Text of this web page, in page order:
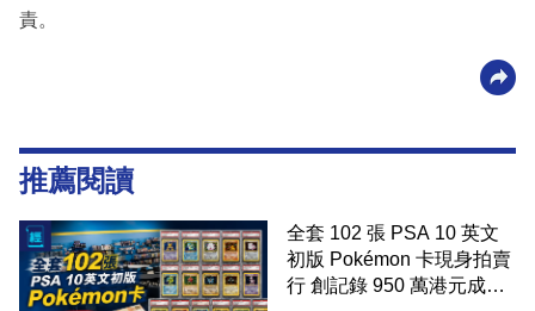
責。
推薦閱讀
全套 102 張 PSA 10 英文
初版 Pokémon 卡現身拍賣
行 創記錄 950 萬港元成交